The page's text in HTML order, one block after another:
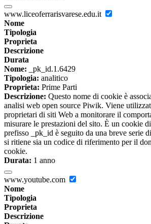
www.liceoferrarisvarese.edu.it
Nome
Tipologia
Proprieta
Descrizione
Durata
Nome: _pk_id.1.6429
Tipologia: analitico
Proprieta: Prime Parti
Descrizione: Questo nome di cookie è
analisi web open source Piwik. Viene
proprietari di siti Web a monitorare il
misurare le prestazioni del sito. È un cookie
prefisso _pk_id è seguito da una breve serie
si ritiene sia un codice di riferimento per il
cookie.
Durata: 1 anno
www.youtube.com
Nome
Tipologia
Proprieta
Descrizione